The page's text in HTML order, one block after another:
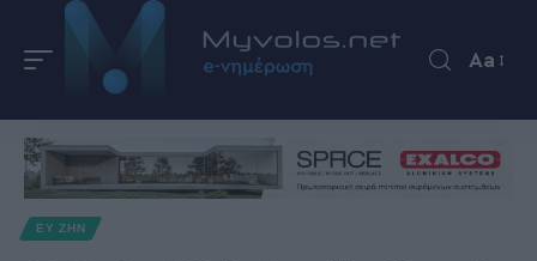
Aa
ΕΥ ΖΗΝ